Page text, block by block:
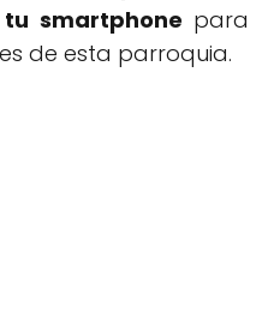
smartphone para
de esta parroquia.